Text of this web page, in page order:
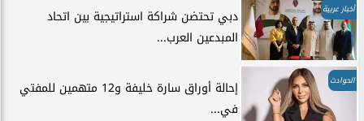
أخبار عربية
دبي تحتضن شراكة استراتيجية بين اتحاد
المبدعين العرب...
الحوادث
إحالة أوراق سارة خليفة و12 متهمين للمفتي
في...